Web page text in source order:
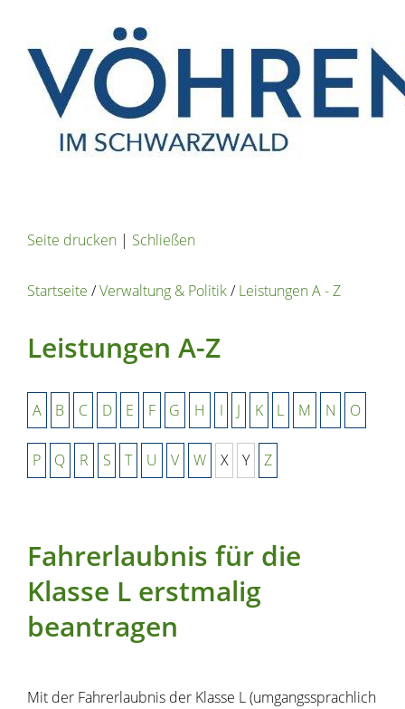
Seite drucken | Schließen
Startseite /Verwaltung & Politik/Leistungen A - Z
Leistungen A-Z
A B C D E F G H I J K L M N O
P Q R S T U V W X Y Z
Fahrerlaubnis für die
Klasse L erstmalig
beantragen
Mit der Fahrerlaubnis der Klasse L (umgangssprachlich